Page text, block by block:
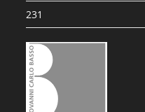
231